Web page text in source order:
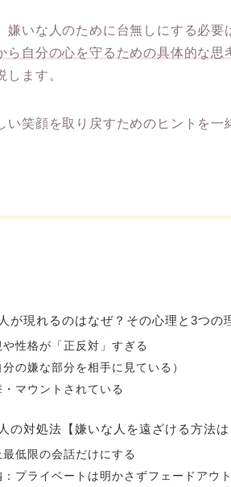
嫌いな人のために台無しにする必要
ら自分の心を守るための具体的な思
します。
い笑顔を取り戻すためのヒントを一
が現れるのはなぜ？その心理と3つの
性格が「正反対」すぎる
の嫌な部分を相手に見ている）
マウントされている
の対処法【嫌いな人を遠ざける方法は
低限の会話だけにする
プライベートは明かさずフェードアウト